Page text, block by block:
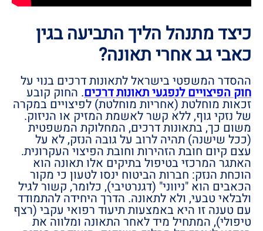
כיצד מתנהל הליך התביעה בגין
כאבי גב אחרי תאונה?
ההסדר המשפטי בישראל לתאונות דרכים בנוי על
חוק הפיצויים לנפגעי תאונות דרכים. החוק קובע
זכאות מוחלטת (אחריות מוחלטת) לפיצויים במקרה
של נזקי גוף, ללא קשר לאשמת המזיק או הניזוק.
משום כך, בתאונות דרכים, המחלוקת המשפטית
(ככל שישנה) תהיה לרוב על גובה הנזק, לא על
עצם קיום חובת הזהירות וחובת הפיצוי העקרונית.
האתגר המרכזי בטיפול בתיקים אלו תאונה הוא
הוכחת הנזק: חברות הביטוח ינסו לטעון כי מקור
הכאבים הוא "ניווני" (דגנרטיבי), כלומר, קשור לגיל
ולבלאי טבעי, ולא לתאונה. הדרך היחידה להתמודד
עם טענה זו היא באמצעות תיעוד רפואי עקבי (רצף
טיפולי), המתחיל מיד לאחר התאונה ומלווה את